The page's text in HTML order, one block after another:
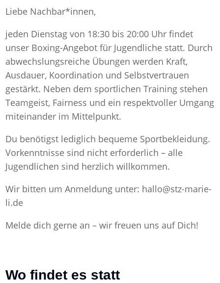
Liebe Nachbar*innen,
jeden Dienstag von 18:30 bis 20:00 Uhr findet
unser Boxing-Angebot für Jugendliche statt. Durch
abwechslungsreiche Übungen werden Kraft,
Ausdauer, Koordination und Selbstvertrauen
gestärkt. Neben dem sportlichen Training stehen
Teamgeist, Fairness und ein respektvoller Umgang
miteinander im Mittelpunkt.
Du benötigst lediglich bequeme Sportbekleidung.
Vorkenntnisse sind nicht erforderlich – alle
Jugendlichen sind herzlich willkommen.
Wir bitten um Anmeldung unter: hallo@stz-marie-
li.de
Melde dich gerne an – wir freuen uns auf Dich!
Wo findet es statt